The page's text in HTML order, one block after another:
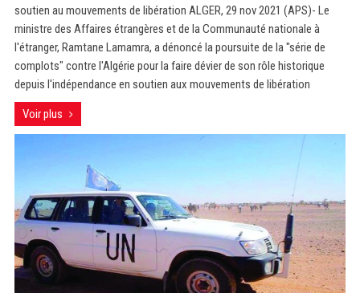
soutien au mouvements de libération ALGER, 29 nov 2021 (APS)- Le
ministre des Affaires étrangères et de la Communauté nationale à
l'étranger, Ramtane Lamamra, a dénoncé la poursuite de la "série de
complots" contre l'Algérie pour la faire dévier de son rôle historique
depuis l'indépendance en soutien aux mouvements de libération
Voir plus